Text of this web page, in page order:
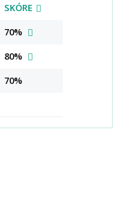
SKÓRE
70%
80%
70%